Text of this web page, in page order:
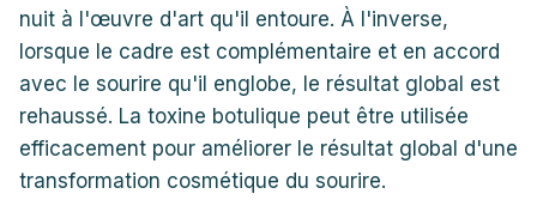
nuit à l'œuvre d'art qu'il entoure. À l'inverse,
lorsque le cadre est complémentaire et en accord
avec le sourire qu'il englobe, le résultat global est
rehaussé. La toxine botulique peut être utilisée
efficacement pour améliorer le résultat global d'une
transformation cosmétique du sourire.